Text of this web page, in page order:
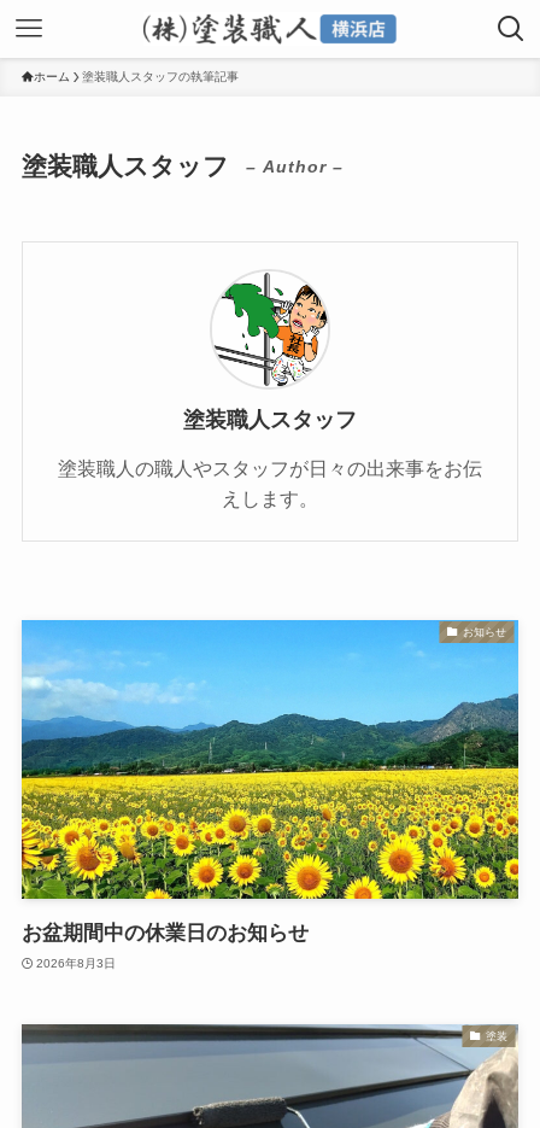
ホーム 塗装職人スタッフの執筆記事
塗装職人スタッフ – Author –
塗装職人スタッフ
塗装職人の職人やスタッフが日々の出来事をお伝
えします。
お知らせ
お盆期間中の休業日のお知らせ
2026年8月3日
塗装